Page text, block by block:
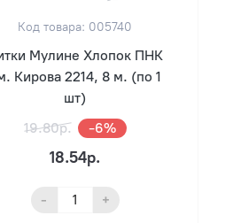
Код товара: 005740
Мулине Хлопок ПНК
Кирова 2214, 8 м. (по 1
шт)
19.80р.
-6%
18.54р.
- +